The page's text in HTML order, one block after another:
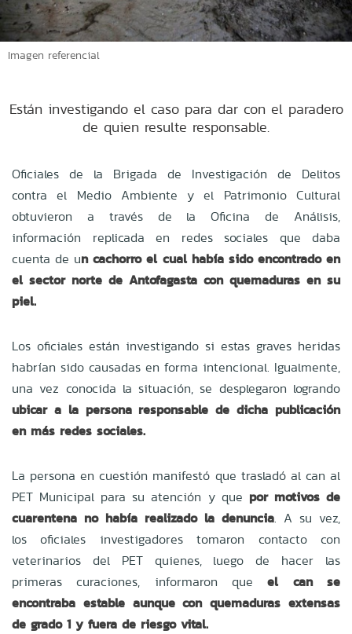
Imagen referencial
Están investigando el caso para dar con el paradero
de quien resulte responsable.
Oficiales de la Brigada de Investigación de Delitos
contra el Medio Ambiente y el Patrimonio Cultural
obtuvieron a través de la Oficina de Análisis,
información replicada en redes sociales que daba
cuenta de un cachorro el cual había sido encontrado en
el sector norte de Antofagasta con quemaduras en su
piel.
Los oficiales están investigando si estas graves heridas
habrían sido causadas en forma intencional. Igualmente,
una vez conocida la situación, se desplegaron logrando
ubicar a la persona responsable de dicha publicación
en más redes sociales.
La persona en cuestión manifestó que trasladó al can al
PET Municipal para su atención y que por motivos de
cuarentena no había realizado la denuncia. A su vez,
los oficiales investigadores tomaron contacto con
veterinarios del PET quienes, luego de hacer las
primeras curaciones, informaron que el can se
encontraba estable aunque con quemaduras extensas
de grado 1 y fuera de riesgo vital.